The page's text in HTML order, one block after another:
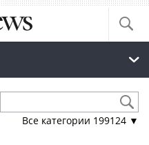
Все категории 199124 ▼